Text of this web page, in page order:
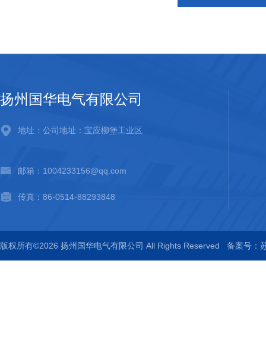
扬州国华电气有限公司
地址：公司地址：宝应柳堡工业区
邮箱：1004233156@qq.com
传真：86-0514-88293848
版权所有©2026 扬州国华电气有限公司 All Rights Reserved 备案号：